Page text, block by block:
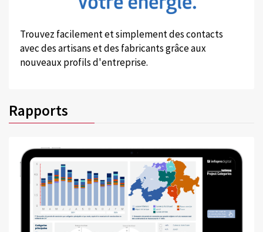
Trouvez facilement et simplement des contacts
avec des artisans et des fabricants grâce aux
nouveaux profils d'entreprise.
Rapports